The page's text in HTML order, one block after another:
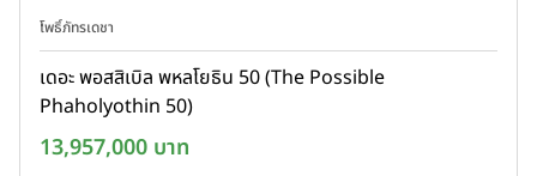
โพธิ์ภัทรเดชา
เดอะ พอสสิเบิล พหลโยธิน 50 (The Possible
Phaholyothin 50)
13,957,000 บาท